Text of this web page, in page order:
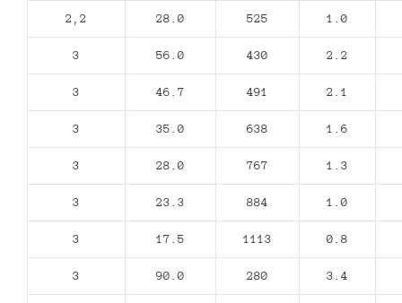
2,2 28.0 525 1.0
3 56.0 430 2.2
3 46.7 491 2.1
3 35.0 638 1.6
3 28.0 767 1.3
3 23.3 884 1.0
3 17.5 1113 0.8
3 90.0 280 3.4